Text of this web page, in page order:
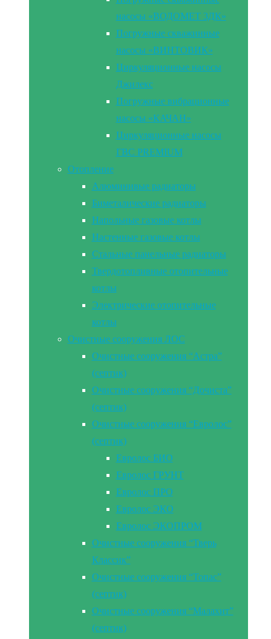
насосы «ВОДОМЕТ 3ДК»
Погружные скважинные
насосы «ВИНТОВИК»
Циркуляционные насосы
Джилекс
Погружные вибрационные
насосы «КАЧАН»
Циркуляционные насосы
ГВС PREMIUM
Отопление
Алюминивые радиаторы
Биметалические радиаторы
Напольные газовые котлы
Настенные газовые котлы
Стальные панельные радиаторы
Твердотопливные отопительные
котлы
Электрические отопительные
котлы
Очистные сооружения ЛОС
Очистные сооружения “Астра”
(септик)
Очистные сооружения “Дочиста”
(септик)
Очистные сооружения “Евролос”
(септик)
Евролос БИО
Евролос ГРУНТ
Евролос ПРО
Евролос ЭКО
Евролос ЭКОПРОМ
Очистные сооружения “Тверь
Классик”
Очистные сооружения “Топас”
(септик)
Очистные сооружения “Малахит”
(септик)